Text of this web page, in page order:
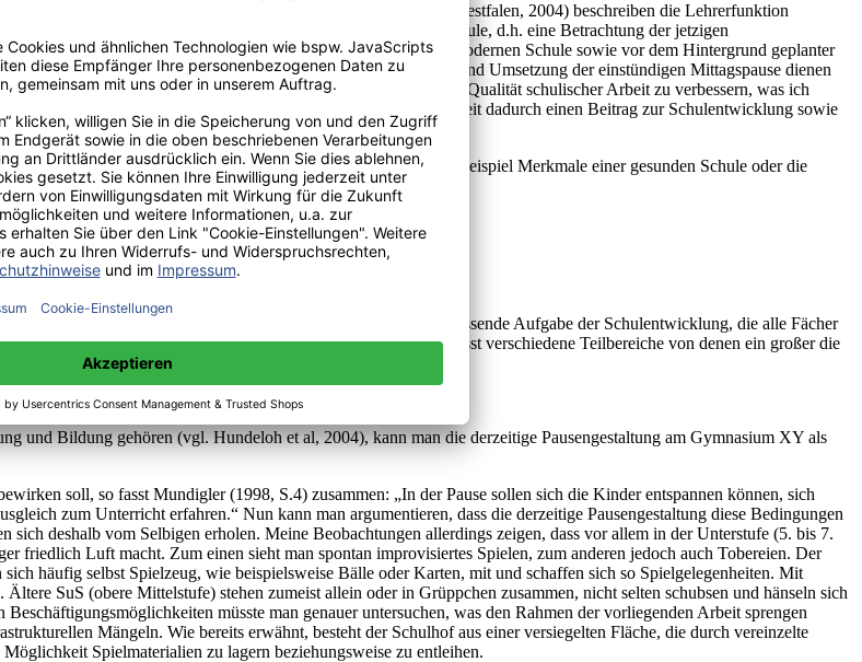
für Schule und Weiterbildung des Landes Nordrhein-Westfalen, 2004) beschreiben die Lehrerfunktion
Diagnose des derzeitigen Zustandes an meiner Ausbildungsschule, d.h. eine Betrachtung der jetzigen
im Hinblick auf die Anforderungen einer modernen Schule sowie vor dem Hintergrund geplanter
meiner Ausbildungsschule bei der Vorbereitung, Einführung und Umsetzung der einstündigen Mittagspause dienen
Vorbereitungsdienst in Studienseminar und Schule u.a. vor, die Qualität schulischer Arbeit zu verbessern, was ich
mit allen Rechten und Pflichten soll die Hausarbeit dadurch einen Beitrag zur Schulentwicklung sowie
und anwendbar ist, besteht, was generelle Aspekte - wie zum Beispiel Merkmale einer gesunden Schule oder die
des Menschen, ergibt sich Bewegungserziehung als umfassende Aufgabe der Schulentwicklung, die alle Fächer
Das Konzept der bewegten Schule ist umfangreich und umfasst verschiedene Teilbereiche von denen ein großer die
Schule (Müller & Petzold, 2006, S. 33)
und Bildung gehören (vgl. Hundeloh et al, 2004), kann man die derzeitige Pausengestaltung am Gymnasium XY als
soll, so fasst Mundigler (1998, S.4) zusammen: „In der Pause sollen sich die Kinder entspannen können, sich
zum Unterricht erfahren.“ Nun kann man argumentieren, dass die derzeitige Pausengestaltung diese Bedingungen
deshalb vom Selbigen erholen. Meine Beobachtungen allerdings zeigen, dass vor allem in der Unterstufe (5. bis 7.
friedlich Luft macht. Zum einen sieht man spontan improvisiertes Spielen, zum anderen jedoch auch Tobereien. Der
häufig selbst Spielzeug, wie beispielsweise Bälle oder Karten, mit und schaffen sich so Spielgelegenheiten. Mit
SuS (obere Mittelstufe) stehen zumeist allein oder in Grüppchen zusammen, nicht selten schubsen und hänseln sich
müsste man genauer untersuchen, was den Rahmen der vorliegenden Arbeit sprengen
Mängeln. Wie bereits erwähnt, besteht der Schulhof aus einer versiegelten Fläche, die durch vereinzelte
Spielmaterialien zu lagern beziehungsweise zu entleihen.